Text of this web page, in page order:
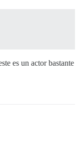
es un actor bastante